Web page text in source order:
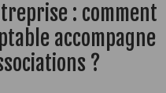
: comment
accompagne
?